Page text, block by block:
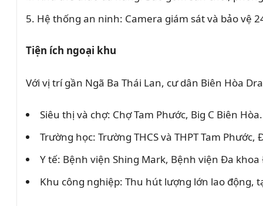
Hệ thống an ninh: Camera giám sát và bảo vệ
Tiện ích ngoại khu
Với vị trí gần Ngã Ba Thái Lan, cư dân Biên Hòa
Siêu thị và chợ: Chợ Tam Phước, Big C Biên Hòa.
Trường học: Trường THCS và THPT Tam Phước,
Y tế: Bệnh viện Shing Mark, Bệnh viện Đa
Khu công nghiệp: Thu hút lượng lớn lao động,